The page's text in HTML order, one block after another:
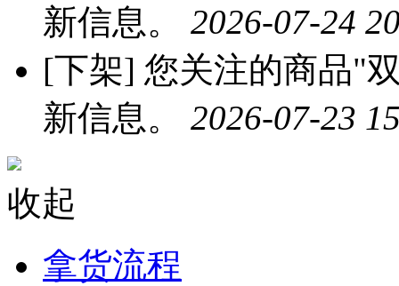
新信息。 2026-07-24
[下架] 您关注的商品"
新信息。 2026-07-23
收起
拿货流程